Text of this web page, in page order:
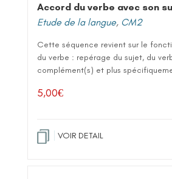
Accord du verbe avec son
Etude de la langue, CM2
Cette séquence revient sur le
du verbe : repérage du sujet, du
complément(s) et plus
5,00€
VOIR DETAIL